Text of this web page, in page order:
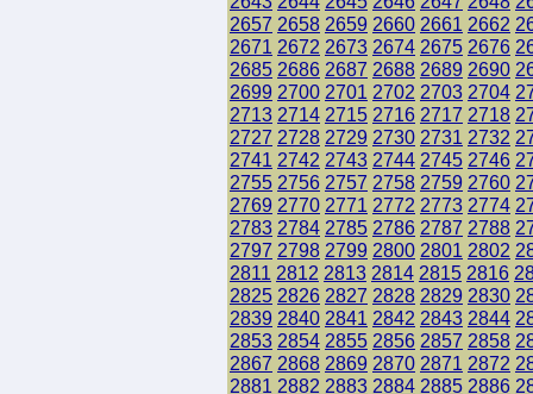
2657 2658 2659 2660 2661 2662
2671 2672 2673 2674 2675 2676
2685 2686 2687 2688 2689 2690
2699 2700 2701 2702 2703 2704
2713 2714 2715 2716 2717 2718
2727 2728 2729 2730 2731 2732
2741 2742 2743 2744 2745 2746
2755 2756 2757 2758 2759 2760
2769 2770 2771 2772 2773 2774
2783 2784 2785 2786 2787 2788
2797 2798 2799 2800 2801 2802
2811 2812 2813 2814 2815 2816
2825 2826 2827 2828 2829 2830
2839 2840 2841 2842 2843 2844
2853 2854 2855 2856 2857 2858
2867 2868 2869 2870 2871 2872
2881 2882 2883 2884 2885 2886